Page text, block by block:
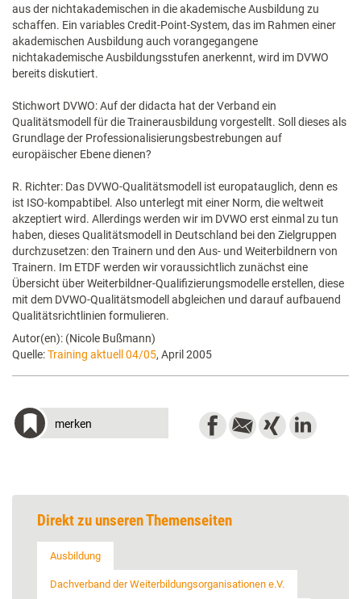
aus der nichtakademischen in die akademische Ausbildung zu
schaffen. Ein variables Credit-Point-System, das im Rahmen einer
akademischen Ausbildung auch vorangegangene
nichtakademische Ausbildungsstufen anerkennt, wird im DVWO
bereits diskutiert.
Stichwort DVWO: Auf der didacta hat der Verband ein
Qualitätsmodell für die Trainerausbildung vorgestellt. Soll dieses als
Grundlage der Professionalisierungsbestrebungen auf
europäischer Ebene dienen?
R. Richter: Das DVWO-Qualitätsmodell ist europatauglich, denn es
ist ISO-kompabtibel. Also unterlegt mit einer Norm, die weltweit
akzeptiert wird. Allerdings werden wir im DVWO erst einmal zu tun
haben, dieses Qualitätsmodell in Deutschland bei den Zielgruppen
durchzusetzen: den Trainern und den Aus- und Weiterbildnern von
Trainern. Im ETDF werden wir voraussichtlich zunächst eine
Übersicht über Weiterbildner-Qualifizierungsmodelle erstellen, diese
mit dem DVWO-Qualitätsmodell abgleichen und darauf aufbauend
Qualitätsrichtlinien formulieren.
Autor(en): (Nicole Bußmann)
Quelle:Training aktuell 04/05, April 2005
merken
Direkt zu unseren Themenseiten
Ausbildung
Dachverband der Weiterbildungsorganisationen e.V.